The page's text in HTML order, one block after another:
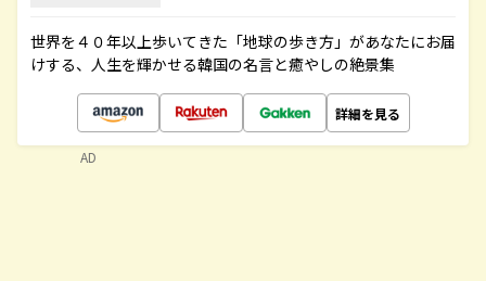
世界を４０年以上歩いてきた「地球の歩き方」があなたにお届
けする、人生を輝かせる韓国の名言と癒やしの絶景集
詳細を見る
AD